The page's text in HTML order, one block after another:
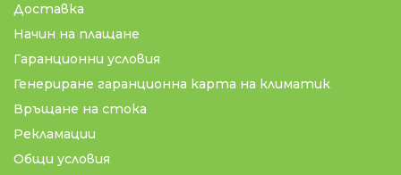
Доставка
Начин на плащане
Гаранционни условия
Генериране гаранционна карта на климатик
Връщане на стока
Рекламации
Общи условия